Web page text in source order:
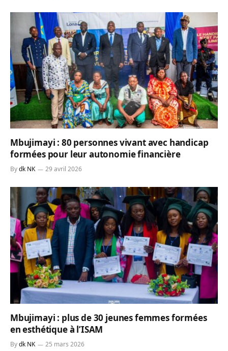
Mbujimayi : 80 personnes vivant avec handicap
formées pour leur autonomie financière
Bydk NK 29 avril 2026
Mbujimayi : plus de 30 jeunes femmes formées
en esthétique à l’ISAM
Bydk NK 25 mars 2026